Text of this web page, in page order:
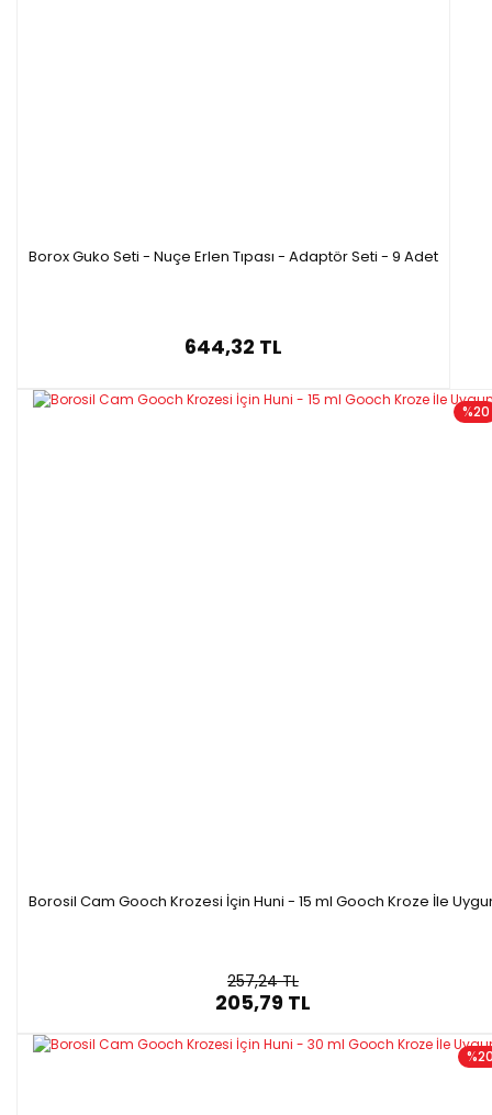
Borox Guko Seti - Nuçe Erlen Tıpası - Adaptör Seti - 9 Adet
644,32 TL
%20
Borosil Cam Gooch Krozesi İçin Huni - 15 ml Gooch Kroze İle
257,24 TL
205,79 TL